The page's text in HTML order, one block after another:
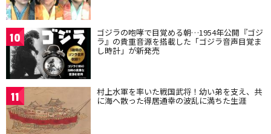
10 ゴジラの咆哮で目覚める朝…1954年公開『ゴジ
ラ』の貴重音源を搭載した「ゴジラ音声目覚ま
し時計」が新発売
11 村上水軍を率いた戦国武将！幼い弟を支え、共
に海へ散った得居通幸の波乱に満ちた生涯